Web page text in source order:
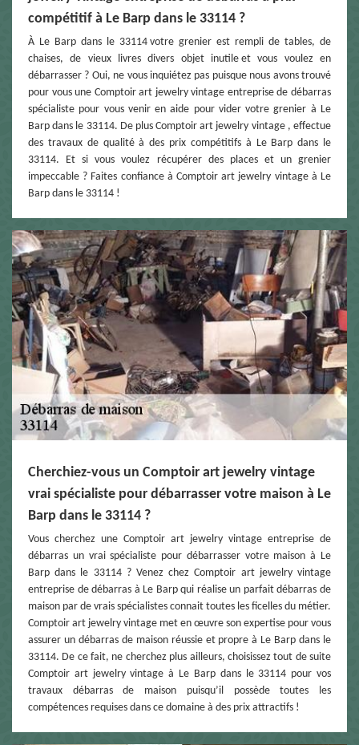
compétitif à Le Barp dans le 33114 ?
À Le Barp dans le 33114 votre grenier est rempli de tables, de
chaises, de vieux livres divers objet inutile et vous voulez en
débarrasser ? Oui, ne vous inquiétez pas puisque nous avons trouvé
pour vous une Comptoir art jewelry vintage entreprise de débarras
spécialiste pour vous venir en aide pour vider votre grenier à Le
Barp dans le 33114. De plus Comptoir art jewelry vintage , effectue
des travaux de qualité à des prix compétitifs à Le Barp dans le
33114. Et si vous voulez récupérer des places et un grenier
impeccable ? Faites confiance à Comptoir art jewelry vintage à Le
Barp dans le 33114 !
Cherchiez-vous un Comptoir art jewelry vintage
vrai spécialiste pour débarrasser votre maison à Le
Barp dans le 33114 ?
Vous cherchez une Comptoir art jewelry vintage entreprise de
débarras un vrai spécialiste pour débarrasser votre maison à Le
Barp dans le 33114 ? Venez chez Comptoir art jewelry vintage
entreprise de débarras à Le Barp qui réalise un parfait débarras de
maison par de vrais spécialistes connait toutes les ficelles du métier.
Comptoir art jewelry vintage met en œuvre son expertise pour vous
assurer un débarras de maison réussie et propre à Le Barp dans le
33114. De ce fait, ne cherchez plus ailleurs, choisissez tout de suite
Comptoir art jewelry vintage à Le Barp dans le 33114 pour vos
travaux débarras de maison puisqu’il possède toutes les
compétences requises dans ce domaine à des prix attractifs !